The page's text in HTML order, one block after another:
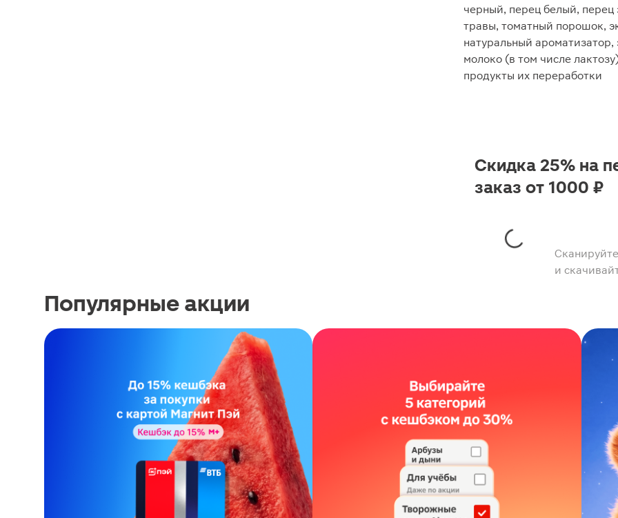
черный, перец белый,
травы, томатный порошок,
натуральный
молоко (в том числе
продукты их переработки
и
Скидка 25% на
заказ от 1000 ₽
Популярные акции